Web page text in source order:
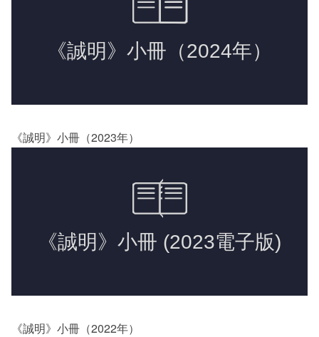
《誠明》小冊（2023年）
《誠明》小冊（2022年）